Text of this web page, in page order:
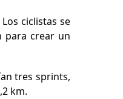
Los ciclistas se
para crear un
tres sprints,
km.